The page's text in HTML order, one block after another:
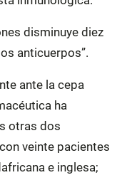
disminuye diez
anticuerpos”.
ante la cepa
ha
otras dos
veinte pacientes
e inglesa;